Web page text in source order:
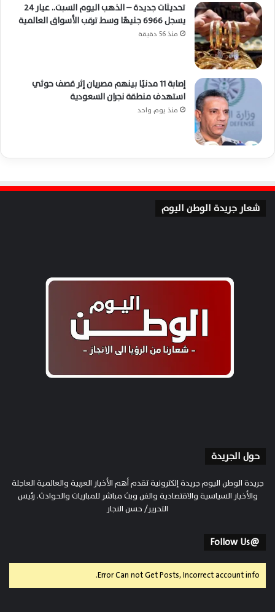
تحديثات جديدة – الذهب اليوم السبت.. عيار 24
يسجل 6966 جنيهًا وسط ترقب الأسواق العالمية
منذ 56 دقيقة
إصابة 11 مدنيًا بينهم مصريان إثر قصف حوثي
استهدف منطقة نجران السعودية
منذ يوم واحد
شعار جريدة الوطن اليوم
حول الجريدة
جريدة الوطن اليوم جريدة إلكترونية تقدم أهم الأخبار العربية والعالمية العاجلة
والأخبار السياسية والاقتصادية والفن وبث مباشر للمباريات والحوادث. رئيس
التحرير/ حسن النجار
@Follow Us
Error Can not Get Posts, Incorrect account info.